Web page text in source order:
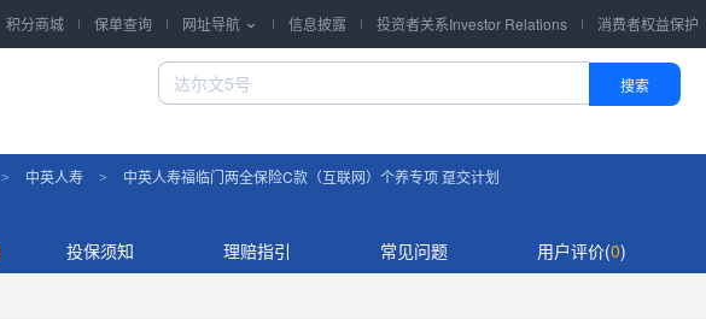
积分商城 保单查询 网址导航  信息披露 投资者关系Investor Relations 消费者权益保护
搜索
> 中英人寿 > 中英人寿福临门两全保险C款（互联网）个养专项 趸交计划
投保须知 理赔指引 常见问题 用户评价(0)